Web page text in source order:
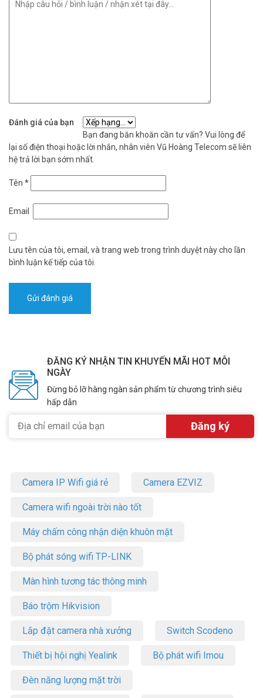
không?
Đánh giá của bạn
Bạn đang băn khoăn cần tư vấn? Vui lòng để
lại số điện thoại hoặc lời nhắn, nhân viên Vũ Hoàng Telecom sẽ liên
hệ trả lời bạn sớm nhất.
Tên *
Email
Lưu tên của tôi, email, và trang web trong trình duyệt này cho lần
bình luận kế tiếp của tôi.
ĐĂNG KÝ NHẬN TIN KHUYẾN MÃI HOT MỖI
NGÀY
Đừng bỏ lỡ hàng ngàn sản phẩm từ chương trình siêu
hấp dẫn
Camera IP Wifi giá rẻ Camera EZVIZ
Camera wifi ngoài trời nào tốt
Máy chấm công nhận diện khuôn mặt
Bộ phát sóng wifi TP-LINK
Màn hình tương tác thông minh
Báo trộm Hikvision
Lắp đặt camera nhà xưởng Switch Scodeno
Thiết bị hội nghị Yealink Bộ phát wifi Imou
Đèn năng lượng mặt trời